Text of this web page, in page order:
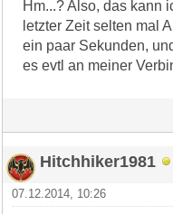
Hm...? Also, das kann
letzter Zeit selten mal
ein paar Sekunden,
es evtl an meiner
Hitchhiker1981
07.12.2014, 10:26